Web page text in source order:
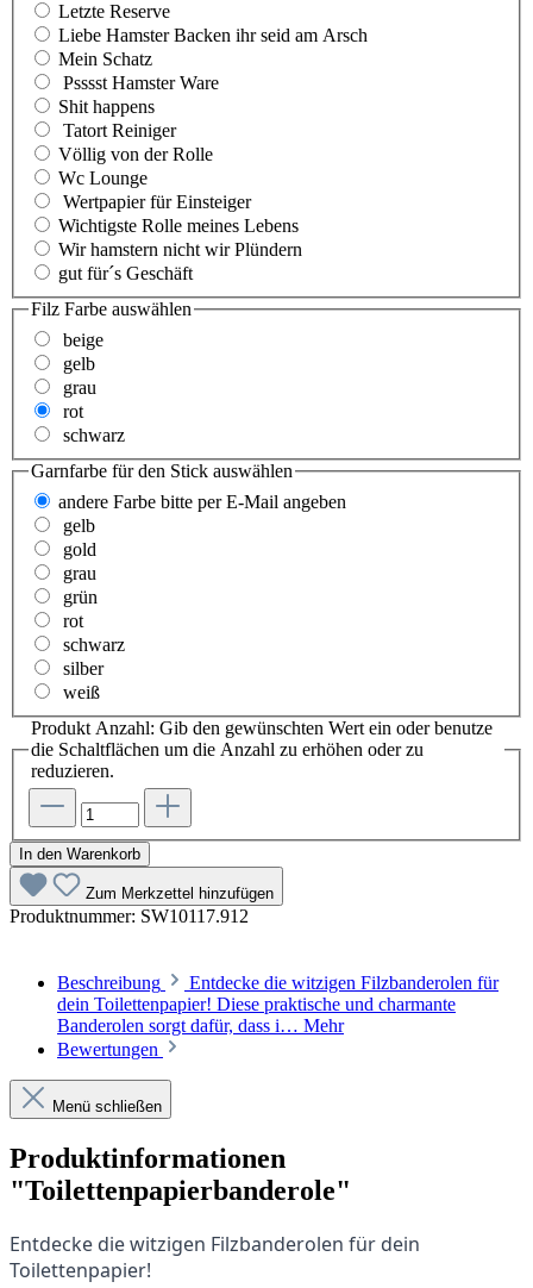
Letzte Reserve
Liebe Hamster Backen ihr seid am Arsch
Mein Schatz
Psssst Hamster Ware
Shit happens
Tatort Reiniger
Völlig von der Rolle
Wc Lounge
Wertpapier für Einsteiger
Wichtigste Rolle meines Lebens
Wir hamstern nicht wir Plündern
gut für´s Geschäft
Filz Farbe auswählen
beige
gelb
grau
rot
schwarz
Garnfarbe für den Stick auswählen
andere Farbe bitte per E-Mail angeben
gelb
gold
grau
grün
rot
schwarz
silber
weiß
Produkt Anzahl: Gib den gewünschten Wert ein oder benutze
die Schaltflächen um die Anzahl zu erhöhen oder zu
reduzieren.
In den Warenkorb
Zum Merkzettel hinzufügen
Produktnummer: SW10117.912
Beschreibung
Entdecke die witzigen Filzbanderolen für
dein Toilettenpapier! Diese praktische und charmante
Banderolen sorgt dafür, dass i… Mehr
Bewertungen
Menü schließen
Produktinformationen
"Toilettenpapierbanderole"
Entdecke die witzigen Filzbanderolen für dein
Toilettenpapier!